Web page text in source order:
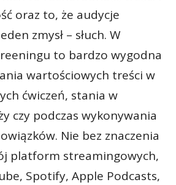
oraz to, że audycje
zmysł – słuch. W
to bardzo wygodna
wartościowych treści w
ćwiczeń, stania w
czy podczas wykonywania
Nie bez znaczenia
platform streamingowych,
Spotify, Apple Podcasts,